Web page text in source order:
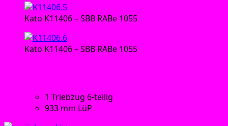
Kato K11406 – SBB RABe 1055
Kato K11406 – SBB RABe 1055
1 Trieb­zug 6‑teilig
933 mm LüP